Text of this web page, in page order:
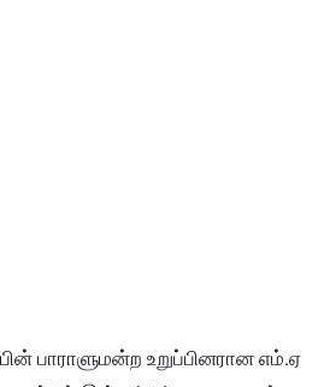
பாராளுமன்ற உறுப்பினரான எம்.ஏ